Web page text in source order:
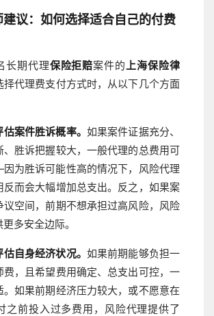
建议：如何选择适合自己的付费
长期代理保险拒赔案件的上海保险律
择代理费支付方式时，从以下几个方面
案件胜诉概率。 如果案件证据充分、
、胜诉把握较大，一般代理的总费用可
为胜诉可能性高的情况下，风险代理
反而会大幅增加总支出。反之，如果案
议空间，前期不想承担过高风险，风险
多安全边际。
自身经济状况。 如果前期能够负担一
费，且希望费用确定、总支出可控，一
。如果前期经济压力较大，或不愿意在
之前投入过多费用，风险代理提供了